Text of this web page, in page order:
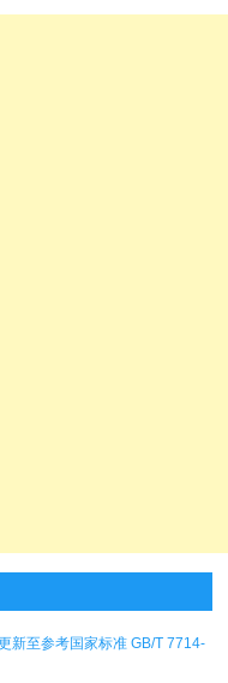
新至参考国家标准 GB/T 7714-